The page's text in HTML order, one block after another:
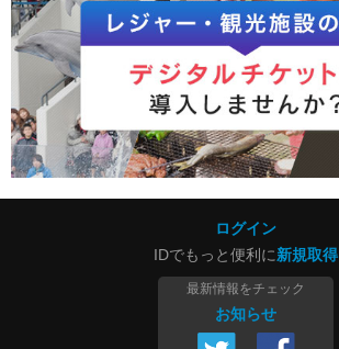
ログイン
IDでもっと便利に新規取得
最新情報をチェック
お知らせ